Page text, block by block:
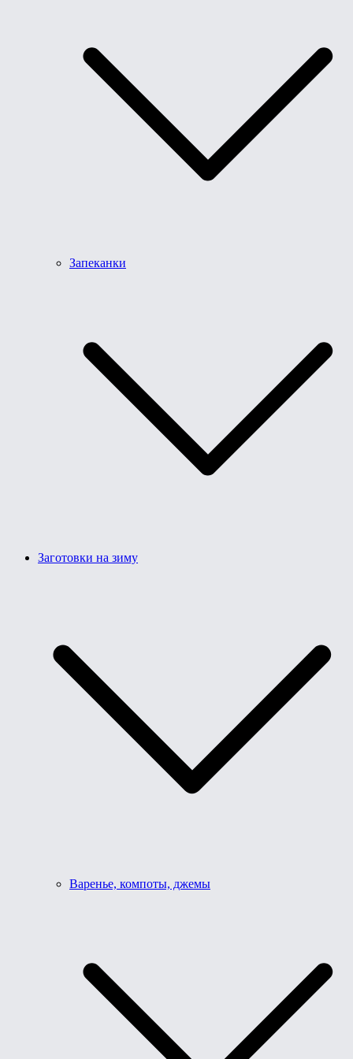
Запеканки
Заготовки на зиму
Варенье, компоты, джемы